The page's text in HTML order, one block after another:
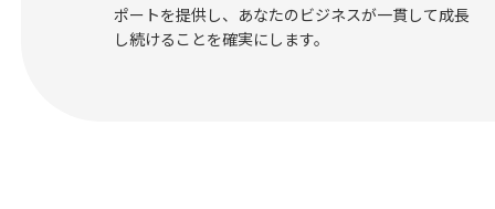
ポートを提供し、あなたのビジネスが一貫して成長
し続けることを確実にします。